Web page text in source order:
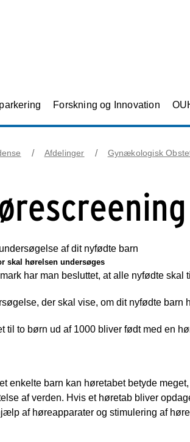
Forskning og Innovation
Afdelinger Gynækologisk
af dit nyfødte barn
skal hørelsen undersøges
har man besluttet, at alle nyfødte
der skal vise, om dit nyfødte barn
til to børn ud af 1000 bliver født med en
enkelte barn kan høretabet betyde
af verden. Hvis et høretab bliver
af høreapparater og stimulering af